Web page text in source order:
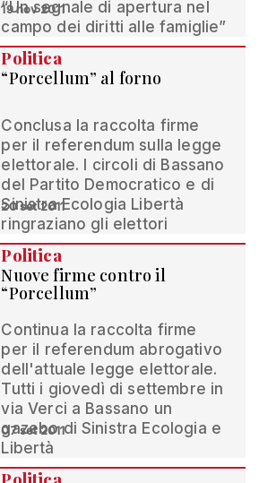
“Un segnale di apertura nel
campo dei diritti alle famiglie”
19 nov 2011
Politica
“Porcellum” al forno
Conclusa la raccolta firme
per il referendum sulla legge
elettorale. I circoli di Bassano
del Partito Democratico e di
Sinistra Ecologia Libertà
ringraziano gli elettori
20 set 2011
Politica
Nuove firme contro il
“Porcellum”
Continua la raccolta firme
per il referendum abrogativo
dell'attuale legge elettorale.
Tutti i giovedì di settembre in
via Verci a Bassano un
gazebo di Sinistra Ecologia e
Libertà
07 set 2011